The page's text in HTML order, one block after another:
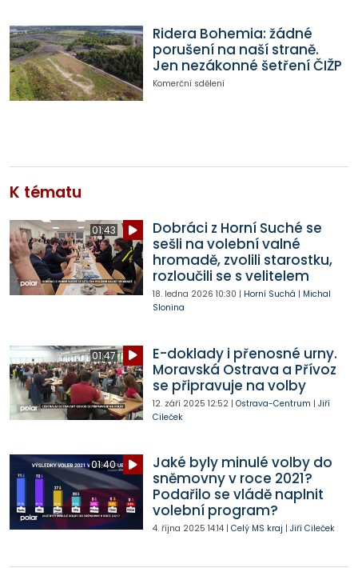
Ridera Bohemia: žádné
porušení na naší straně.
Jen nezákonné šetření ČIŽP
Komerční sdělení
K tématu
01:43
Dobráci z Horní Suché se
sešli na volební valné
hromadě, zvolili starostku,
rozloučili se s velitelem
18. ledna 2026 10:30 | Horní Suchá | Michal
Slonina
01:47
E-doklady i přenosné urny.
Moravská Ostrava a Přívoz
se připravuje na volby
12. září 2025 12:52| Ostrava-Centrum | Jiří
Cileček
01:40
Jaké byly minulé volby do
sněmovny v roce 2021?
Podařilo se vládě naplnit
volební program?
4. října 2025 14:14| Celý MS kraj | Jiří Cileček